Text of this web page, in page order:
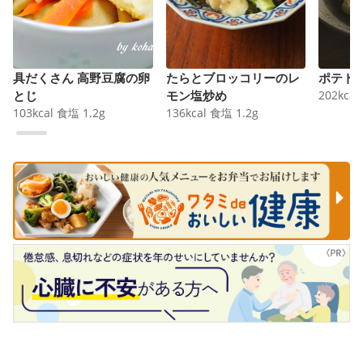
具だくさん 高野豆腐の卵
とじ
103kcal 食塩 1.2g
たらとブロッコリーのレ
モン塩炒め
136kcal 食塩 1.2g
ポテト
202kcal